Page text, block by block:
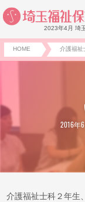
2023年4月 埼
HOME 介護福祉
2016年
介護福祉士科２年生